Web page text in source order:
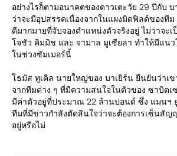
อย่างไรก็ตามอนาคตของดาวเตะวัย 29 ปีกับ
ว่าจะมีอุปสรรคเนื่องจากในแผงมิดฟิลด์ของที
ดีมากมายที่จับจองตำแหน่งตัวจริงอยู่ ไม่ว่าจะ
โจชัว คิมมิช และ จามาล มูเซียลา ทำให้มีแน
ในช่วงซัมเมอร์นี้
โธมัส ทูเคิล นายใหญ่ของ บาเยิร์น ยืนยันว่าเ
จากทีมต่าง ๆ ที่มีความสนใจในตัวของ ซาบิตเ
มีค่าตัวอยู่ที่ประมาณ 22 ล้านปอนด์ ซึ่ง แมนฯ
ทีมที่มีข่าวกำลังตัดสินใจว่าจะต้องการเซ็นสัญ
อยู่หรือไม่